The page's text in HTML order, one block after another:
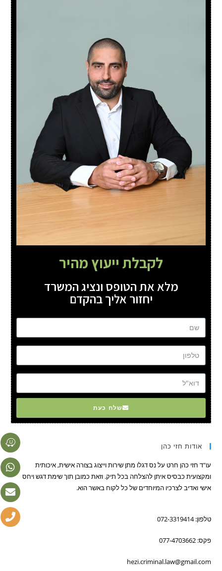
לקבלת ייעוץ מהיר
מלא את הטופס ונציג המשרד
יחזור אליך בהקדם
שלח כעת
אודות חזי כהן
עו"ד חזי כהן חרט על נס דגלו מתן שירות וייצוג בצורה אישית, איכותית
ומקצועית כבסיס איתן להצלחה בכל תיק. וזאת כמובן תוך שימת דגש ויחס
אישי ואדיב לצרכיו המיוחדים של כל לקוח באשר הוא.
טלפון: 072-3319414
פקס: 077-4703662
hezi.criminal.law@gmail.com